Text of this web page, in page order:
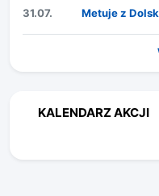
31.07. Metuje z
KALENDARZ AKCJI